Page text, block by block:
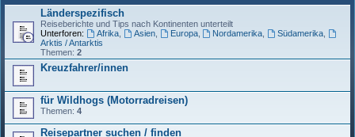
Länderspezifisch
Reiseberichte und Tips nach Kontinenten unterteilt
Unterforen:
Afrika, Asien, Europa, Nordamerika Südamerika
Arktis / Antarktis
Themen: 2
Kreuzfahrer/innen
für Wildhogs (Motorradreisen)
Themen: 4
Reisepartner suchen / finden